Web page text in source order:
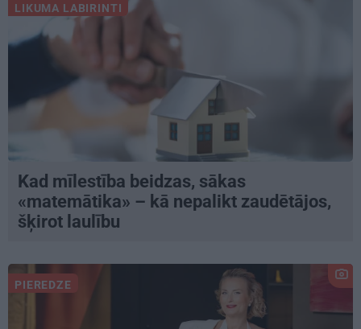
LIKUMA LABIRINTI
Kad mīlestība beidzas, sākas
«matemātika» – kā nepalikt zaudētājos,
šķirot laulību
PIEREDZE